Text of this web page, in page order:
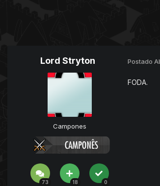
Lord Stryton
Campones
73 18 0
Postado
FODA.